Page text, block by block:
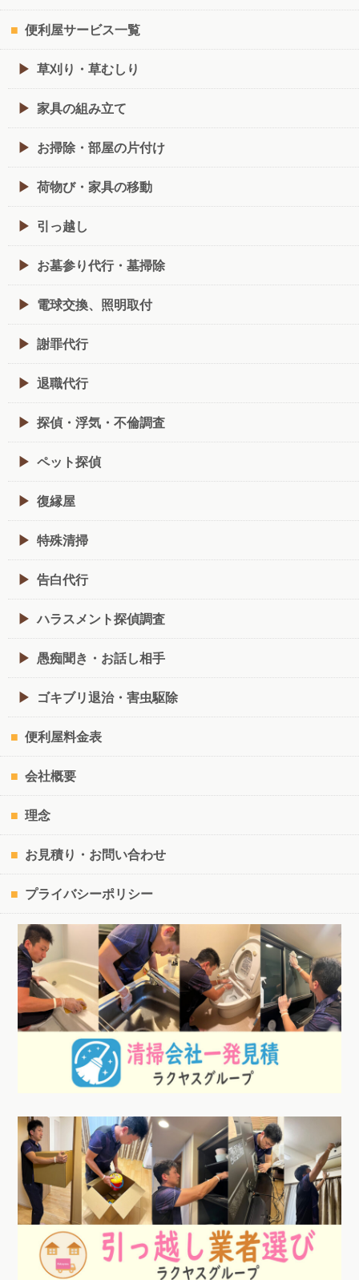
便利屋サービス一覧
草刈り・草むしり
家具の組み立て
お掃除・部屋の片付け
荷物び・家具の移動
引っ越し
お墓参り代行・墓掃除
電球交換、照明取付
謝罪代行
退職代行
探偵・浮気・不倫調査
ペット探偵
復縁屋
特殊清掃
告白代行
ハラスメント探偵調査
愚痴聞き・お話し相手
ゴキブリ退治・害虫駆除
便利屋料金表
会社概要
理念
お見積り・お問い合わせ
プライバシーポリシー